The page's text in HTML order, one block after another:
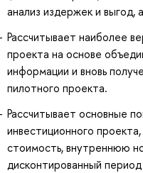
анализ издержек и выгод,
Рассчитывает наиболее
проекта на основе
информации и вновь
пилотного проекта.
Рассчитывает основные
инвестиционного
стоимость, внутреннюю
дисконтированный